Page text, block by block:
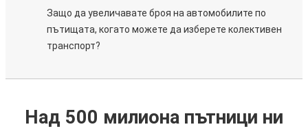
Защо да увеличавате броя на автомобилите по
пътищата, когато можете да изберете колективен
транспорт?
Над 500 милиона пътници ни